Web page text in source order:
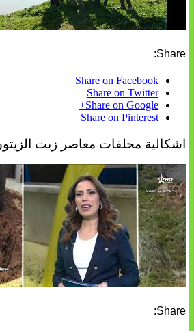
Share:
Share on Facebook
Share on Twitter
Share on Google+
Share on Pinterest
اشكالية مخلفات معاصر زيت الزيتون
Share: